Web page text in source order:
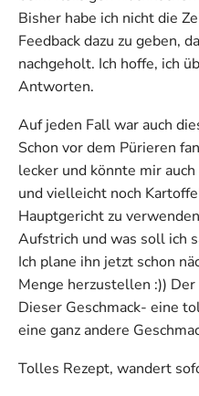
Bisher habe ich nicht die
Feedback dazu zu geben,
nachgeholt. Ich hoffe, ich
Antworten.
Auf jeden Fall war auch
Schon vor dem Pürieren
lecker und könnte mir
und vielleicht noch
Hauptgericht zu
Aufstrich und was soll ich
Ich plane ihn jetzt schon
Menge herzustellen :))
Dieser Geschmack- eine
eine ganz andere
Tolles Rezept, wandert